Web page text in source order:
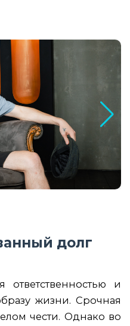
долг
ответственностью и
жизни. Срочная
чести. Однако во